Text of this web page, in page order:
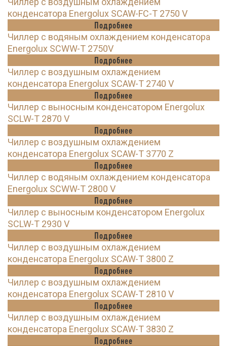
конденсатора Energolux SCAW-FC-T 2750 V
Подробнее
Чиллер с водяным охлаждением конденсатора
Energolux SCWW-T 2750V
Подробнее
Чиллер с воздушным охлаждением
конденсатора Energolux SCAW-T 2740 V
Подробнее
Чиллер с выносным конденсатором Energolux
SCLW-T 2870 V
Подробнее
Чиллер с воздушным охлаждением
конденсатора Energolux SCAW-T 3770 Z
Подробнее
Чиллер с водяным охлаждением конденсатора
Energolux SCWW-T 2800 V
Подробнее
Чиллер с выносным конденсатором Energolux
SCLW-T 2930 V
Подробнее
Чиллер с воздушным охлаждением
конденсатора Energolux SCAW-T 3800 Z
Подробнее
Чиллер с воздушным охлаждением
конденсатора Energolux SCAW-T 2810 V
Подробнее
Чиллер с воздушным охлаждением
конденсатора Energolux SCAW-T 3830 Z
Подробнее